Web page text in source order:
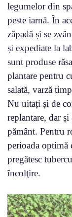
legumelor din
peste iarnă. În
zăpadă și se
și expediate la
sunt produse
plantare pentru
salată, varză
Nu uitați și de
replantare, dar
pământ. Pentru
perioada optimă
pregătesc
încolţire.